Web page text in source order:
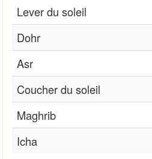
Lever du soleil
Dohr
Asr
Coucher du soleil
Maghrib
Icha